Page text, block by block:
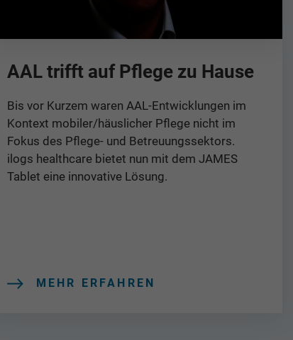
AAL trifft auf Pflege zu Hause
Bis vor Kurzem waren AAL-Entwicklungen im
Kontext mobiler/häuslicher Pflege nicht im
Fokus des Pflege- und Betreuungssektors.
ilogs healthcare bietet nun mit dem JAMES
Tablet eine innovative Lösung.
MEHR ERFAHREN